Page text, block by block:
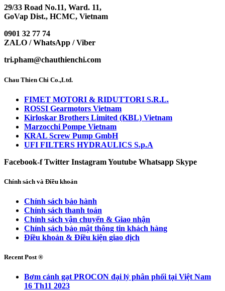
29/33 Road No.11, Ward. 11,
GoVap Dist., HCMC, Vietnam
0901 32 77 74
ZALO / WhatsApp / Viber
tri.pham@chauthienchi.com
Chau Thien Chi Co.,Ltd.
FIMET MOTORI & RIDUTTORI S.R.L.
ROSSI Gearmotors Vietnam
Kirloskar Brothers Limited (KBL) Vietnam
Marzocchi Pompe Vietnam
KRAL Screw Pump GmbH
UFI FILTERS HYDRAULICS S.p.A
Facebook-f Twitter InstagramYoutube Whatsapp Skype
Chính sách và Điều khoản
Chính sách bảo hành
Chính sách thanh toán
Chính sách vận chuyển & Giao nhận
Chính sách bảo mật thông tin khách hàng
Điều khoản & Điều kiện giao dịch
Recent Post ®
Bơm cánh gạt PROCON đại lý phân phối tại Việt Nam
16 Th11 2023